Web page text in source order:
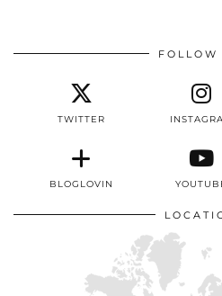
FOLLOW
TWITTER
BLOGLOVIN